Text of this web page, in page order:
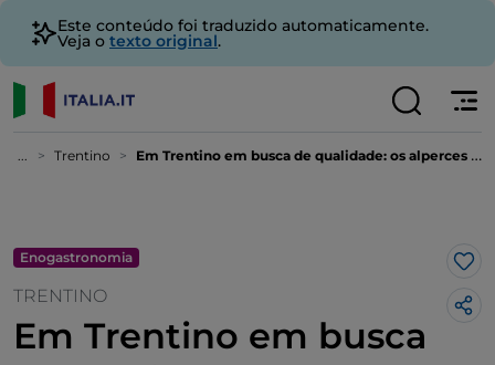
Este conteúdo foi traduzido automaticamente.
Veja o texto original.
... Trentino Em Trentino em busca de qualidade: os alperces do Vale Venosta
Enogastronomia
TRENTINO
Em Trentino em busca